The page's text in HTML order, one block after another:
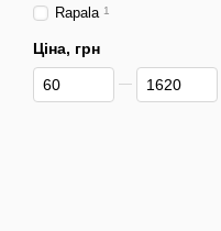
Rapala 1
Ціна, грн
Від Ціна, грн
До Ціна, грн